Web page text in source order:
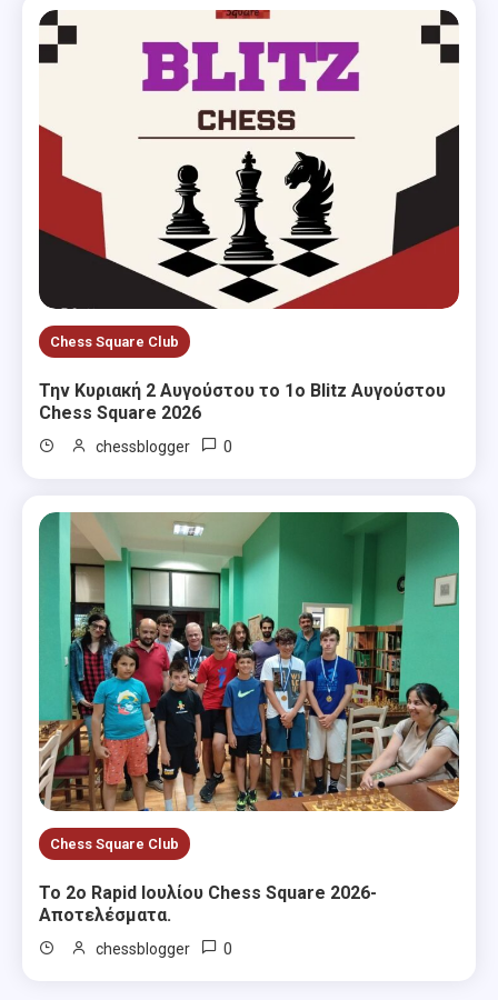
Chess Square Club
Την Κυριακή 2 Αυγούστου το 1ο Blitz Αυγούστου
Chess Square 2026
chessblogger 0
Chess Square Club
Το 2ο Rapid Ιουλίου Chess Square 2026-
Αποτελέσματα.
chessblogger 0